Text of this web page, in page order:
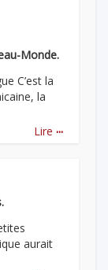
Monde.
C’est la
la
Lire ...
aurait